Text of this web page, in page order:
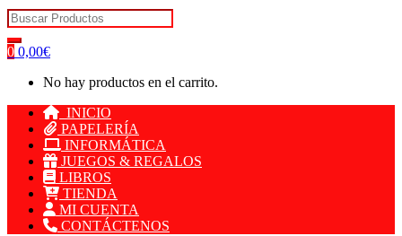
Search for:
0 0,00€
No hay productos en el carrito.
INICIO
PAPELERÍA
INFORMÁTICA
JUEGOS & REGALOS
LIBROS
TIENDA
MI CUENTA
CONTÁCTENOS